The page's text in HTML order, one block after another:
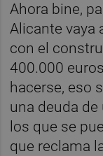
Ahora bine,
Alicante vaya
con el
400.000
hacerse, eso
una deuda
los que se
que reclama